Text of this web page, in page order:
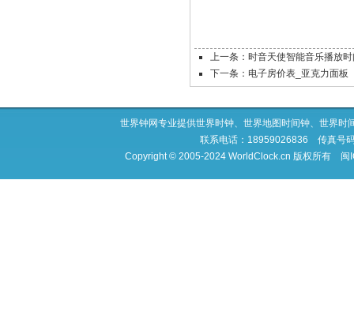
上一条：时音天使智能音乐播放
下一条：电子房价表_亚克力面板
世界钟网专业提供世界时钟、世界地图时间钟、世界
联系电话：18959026836 传真号
Copyright © 2005-2024 WorldClock.cn 版权所有 闽